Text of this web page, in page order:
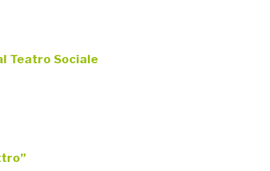
Teatro Sociale